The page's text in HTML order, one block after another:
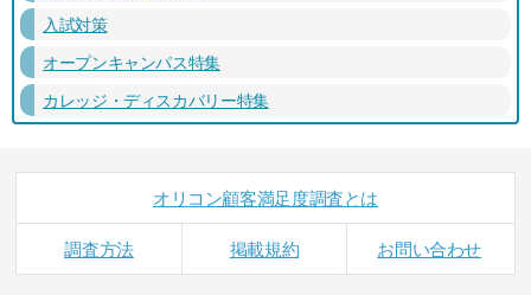
入試対策
オープンキャンパス特集
カレッジ・ディスカバリー特集
オリコン顧客満足度調査とは
調査方法 掲載規約 お問い合わせ